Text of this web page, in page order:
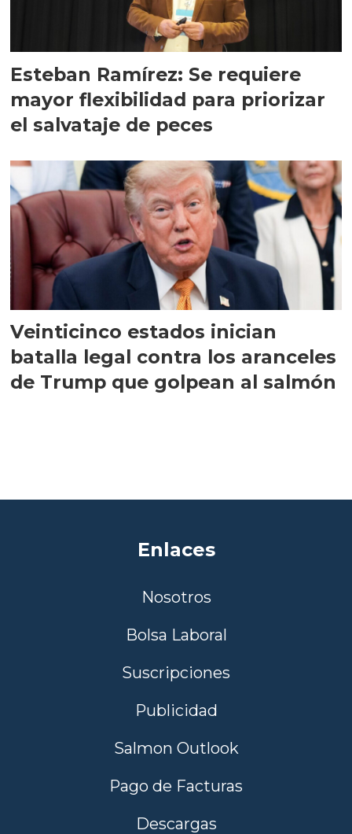
Esteban Ramírez: Se requiere
mayor flexibilidad para priorizar
el salvataje de peces
Veinticinco estados inician
batalla legal contra los aranceles
de Trump que golpean al salmón
Enlaces
Nosotros
Bolsa Laboral
Suscripciones
Publicidad
Salmon Outlook
Pago de Facturas
Descargas